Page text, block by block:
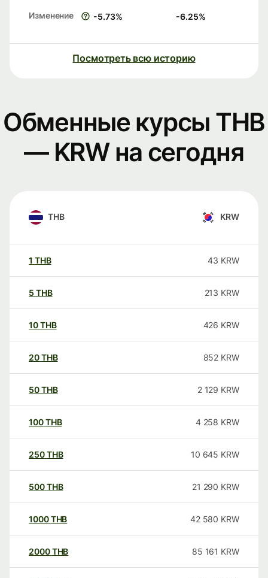
Изменение -5.73% -6.25%
Посмотреть всю историю
Обменные курсы THB
— KRW на сегодня
THB KRW
1 THB 43 KRW
5 THB 213 KRW
10THB 426 KRW
20THB 852 KRW
50THB 2 129 KRW
100THB 4 258 KRW
250THB 10 645 KRW
500THB 21 290 KRW
1000THB 42 580 KRW
2000THB 85 161 KRW